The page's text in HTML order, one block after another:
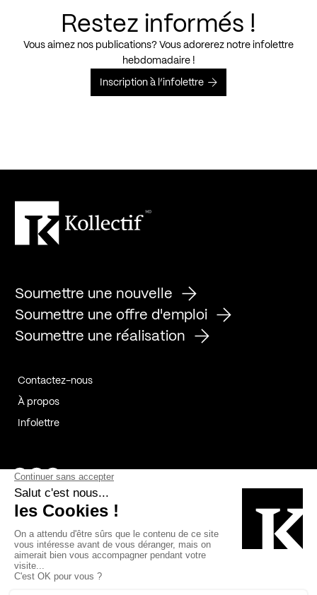
Restez informés !
Vous aimez nos publications? Vous adorerez notre infolettre
hebdomadaire !
Inscription à l’infolettre
Soumettre une nouvelle
Soumettre une offre d'emploi
Soumettre une réalisation
Contactez-nous
À propos
Infolettre
Page Facebook de Kollectif
Page Instagram de Kollectif
Page Linkedin de Kollectif
Bâtiment-Durable-Québec-1
Esquisses-1